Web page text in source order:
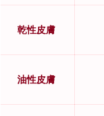
乾性皮膚
油性皮膚